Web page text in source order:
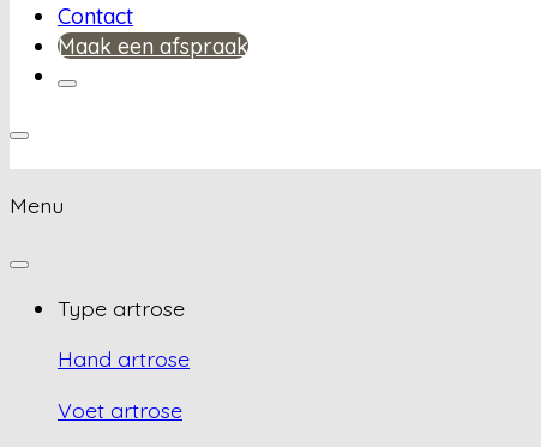
Contact
Maak een afspraak
Menu
Type artrose
Hand artrose
Voet artrose